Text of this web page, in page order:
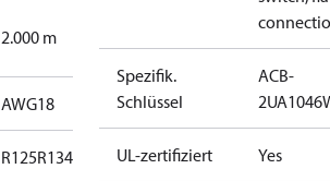
2.000 m
AWG18
R125R134a R404AR407CR407H R410A
Spezifik.
Schlüssel
ACB-
UL-zertifiziert Yes